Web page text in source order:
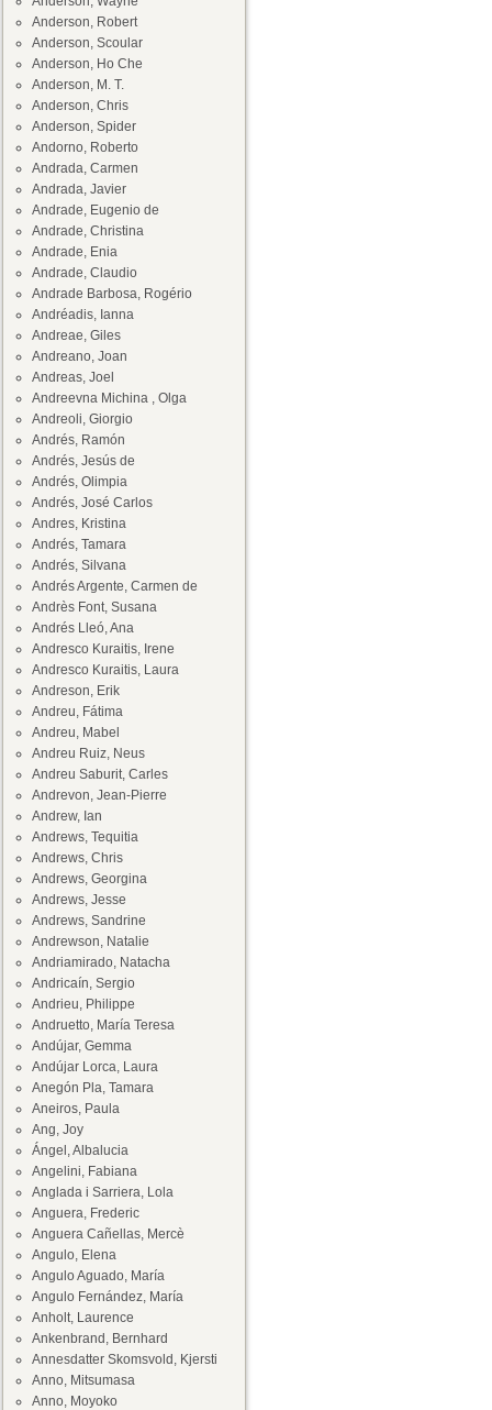
Anderson, Robert
Anderson, Scoular
Anderson, Ho Che
Anderson, M. T.
Anderson, Chris
Anderson, Spider
Andorno, Roberto
Andrada, Carmen
Andrada, Javier
Andrade, Eugenio de
Andrade, Christina
Andrade, Enia
Andrade, Claudio
Andrade Barbosa, Rogério
Andréadis, Ianna
Andreae, Giles
Andreano, Joan
Andreas, Joel
Andreevna Michina , Olga
Andreoli, Giorgio
Andrés, Ramón
Andrés, Jesús de
Andrés, Olimpia
Andrés, José Carlos
Andres, Kristina
Andrés, Tamara
Andrés, Silvana
Andrés Argente, Carmen de
Andrès Font, Susana
Andrés Lleó, Ana
Andresco Kuraitis, Irene
Andresco Kuraitis, Laura
Andreson, Erik
Andreu, Fátima
Andreu, Mabel
Andreu Ruiz, Neus
Andreu Saburit, Carles
Andrevon, Jean-Pierre
Andrew, Ian
Andrews, Tequitia
Andrews, Chris
Andrews, Georgina
Andrews, Jesse
Andrews, Sandrine
Andrewson, Natalie
Andriamirado, Natacha
Andricaín, Sergio
Andrieu, Philippe
Andruetto, María Teresa
Andújar, Gemma
Andújar Lorca, Laura
Anegón Pla, Tamara
Aneiros, Paula
Ang, Joy
Ángel, Albalucia
Angelini, Fabiana
Anglada i Sarriera, Lola
Anguera, Frederic
Anguera Cañellas, Mercè
Angulo, Elena
Angulo Aguado, María
Angulo Fernández, María
Anholt, Laurence
Ankenbrand, Bernhard
Annesdatter Skomsvold, Kjersti
Anno, Mitsumasa
Anno, Moyoko